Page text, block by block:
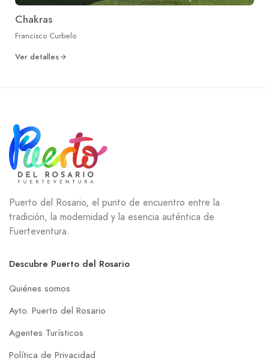
Chakras
Francisco Curbelo
Ver detalles
Puerto del Rosario, el punto de encuentro entre la
tradición, la modernidad y la esencia auténtica de
Fuerteventura.
Descubre Puerto del Rosario
Quiénes somos
Ayto. Puerto del Rosario
Agentes Turísticos
Política de Privacidad